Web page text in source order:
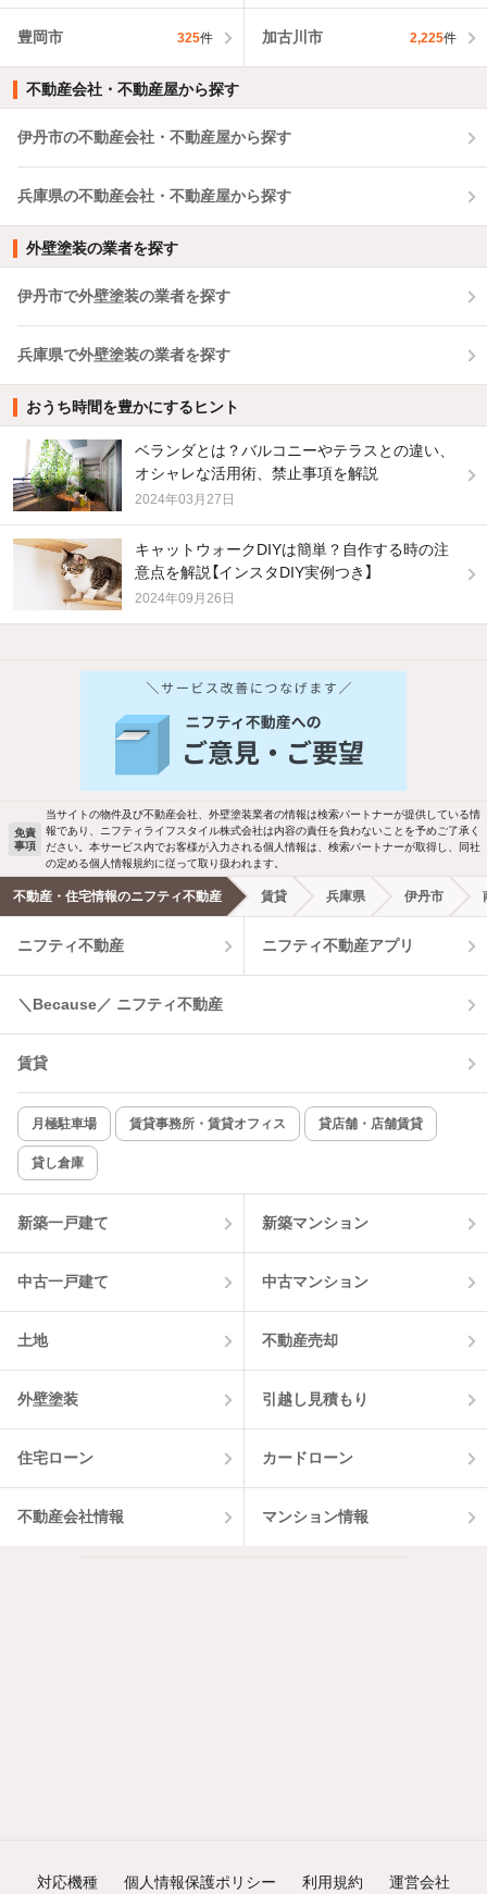
豊岡市 325件 加古川市 2,225件
不動産会社・不動産屋から探す
伊丹市の不動産会社・不動産屋から探す
兵庫県の不動産会社・不動産屋から探す
外壁塗装の業者を探す
伊丹市で外壁塗装の業者を探す
兵庫県で外壁塗装の業者を探す
おうち時間を豊かにするヒント
ベランダとは？バルコニーやテラスとの違い、
オシャレな活用術、禁止事項を解説
2024年03月27日
キャットウォークDIYは簡単？自作する時の注
意点を解説【インスタDIY実例つき】
2024年09月26日
バス・トイレ別 2階以上
洗濯機置場あり 独立洗面台
エアコンあり 都市ガス
温水洗浄便座 オートロック
コンロ2口以上
新着のみ インターネット無料
該当件数:
6件
新着物件メール通知
検索中の条件の新着物件情報をいち早く
お知らせします
新着メール通知を受け取る
免責
事項
当サイトの物件及び不動産会社、外壁塗装業者の情報は検索パートナーが提供している情
報であり、ニフティライフスタイル株式会社は内容の責任を負わないことを予めご了承く
ださい。本サービス内でお客様が入力される個人情報は、検索パートナーが取得し、同社
の定める個人情報規約に従って取り扱われます。
不動産・住宅情報のニフティ不動産 賃貸 兵庫県 伊丹市
ニフティ不動産 ニフティ不動産アプリ
＼Because／ ニフティ不動産
賃貸
月極駐車場 賃貸事務所・賃貸オフィス 貸店舗・店舗賃貸
貸し倉庫
新築一戸建て 新築マンション
中古一戸建て 中古マンション
土地 不動産売却
外壁塗装 引越し見積もり
住宅ローン カードローン
不動産会社情報 マンション情報
対応機種 個人情報保護ポリシー 利用規約 運営会社